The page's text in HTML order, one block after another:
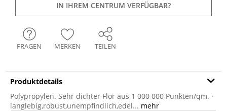
IN IHREM CENTRUM VERFÜGBAR?
FRAGEN MERKEN TEILEN
Produktdetails
Polypropylen. Sehr dichter Flor aus 1 000 000 Punkten/qm. ·
langlebig,robust,unempfindlich,edel... mehr